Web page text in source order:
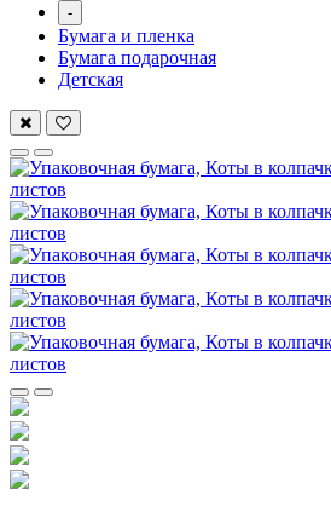
-
Бумага и пленка
Бумага подарочная
Детская